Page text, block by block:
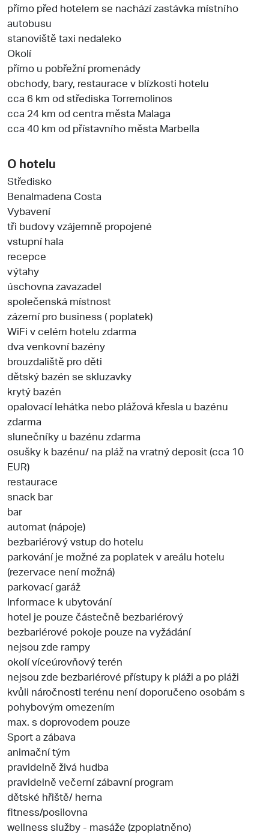
přímo před hotelem se nachází zastávka místního
autobusu
stanoviště taxi nedaleko
Okolí
přímo u pobřežní promenády
obchody, bary, restaurace v blízkosti hotelu
cca 6 km od střediska Torremolinos
cca 24 km od centra města Malaga
cca 40 km od přístavního města Marbella
O hotelu
Středisko
Benalmadena Costa
Vybavení
tři budovy vzájemně propojené
vstupní hala
recepce
výtahy
úschovna zavazadel
společenská místnost
zázemí pro business ( poplatek)
WiFi v celém hotelu zdarma
dva venkovní bazény
brouzdaliště pro děti
dětský bazén se skluzavky
krytý bazén
opalovací lehátka nebo plážová křesla u bazénu
zdarma
slunečníky u bazénu zdarma
osušky k bazénu/ na pláž na vratný deposit (cca 10
EUR)
restaurace
snack bar
bar
automat (nápoje)
bezbariérový vstup do hotelu
parkování je možné za poplatek v areálu hotelu
(rezervace není možná)
parkovací garáž
Informace k ubytování
hotel je pouze částečně bezbariérový
bezbariérové pokoje pouze na vyžádání
nejsou zde rampy
okolí víceúrovňový terén
nejsou zde bezbariérové přístupy k pláži a po pláži
kvůli náročnosti terénu není doporučeno osobám s
pohybovým omezením
max. s doprovodem pouze
Sport a zábava
animační tým
pravidelně živá hudba
pravidelně večerní zábavní program
dětské hřiště/ herna
fitness/posilovna
wellness služby - masáže (zpoplatněno)